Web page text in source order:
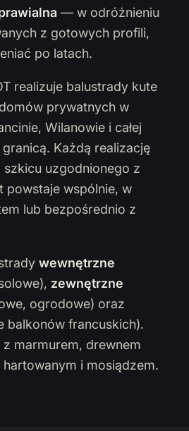
— w odróżnieniu
z gotowych profili,
po latach.
realizuje balustrady kute
prywatnych w
Wilanowie i całej
Każdą realizację
uzgodnionego z
wspólnie, w
lub bezpośrednio z
wewnętrzne
zewnętrzne
ogrodowe) oraz
balkonów francuskich).
marmurem, drewnem
hartowanym i mosiądzem.